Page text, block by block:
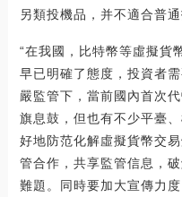
另類投機品，并不適合普通
“在我國，比特幣等虛擬貨
早已明確了態度，投資者
嚴監管下，當前國內首次
旗息鼓，但也有不少平臺
好地防范化解虛擬貨幣交
管合作，共享監管信息，
難題。同時要加大宣傳力